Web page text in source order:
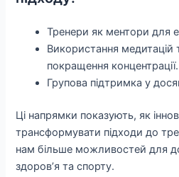
Тренери як ментори для
Використання медитацій
покращення концентрації.
Групова підтримка у
Ці напрямки показують, як
трансформувати підходи до
нам більше можливостей для
здоров’я та спорту.